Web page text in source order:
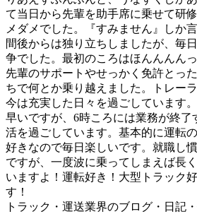
て当日から先輩を助手席に乗せて研
メダメでした。『すみません』しか
間後からは独り立ちしましたが、毎
争でした。最初のころはほんんんん
先輩のサポートやせっかく免許とっ
ちで何とか乗り越えました。トレー
今は充実した日々を過ごしています
早いですが、6時ころには業務が終了
活を過ごしています。基本的に運転
好きなので毎日楽しいです。就職し
ですが、一度波に乗ってしまえば長
いますよ！運転好き！大型トラック
す！
トラック・運送業界のブログ・日記